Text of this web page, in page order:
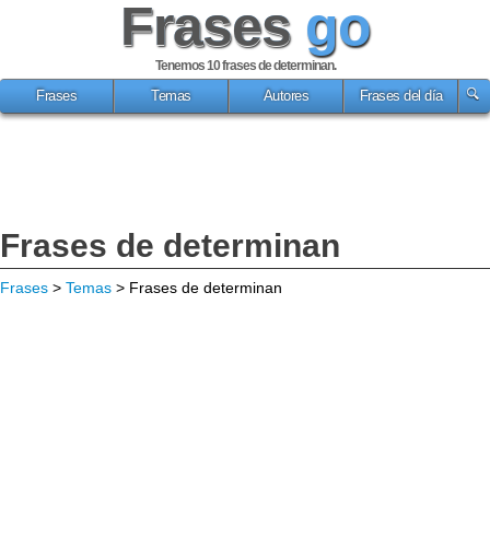
Frases go
Tenemos 10frases de determinan.
Frases
Temas Autores Frases del día
Frases de determinan
Frases > Temas > Frases de determinan